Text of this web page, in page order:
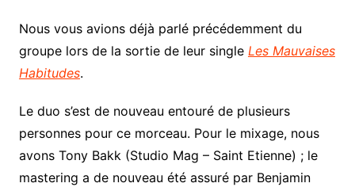
Nous vous avions déjà parlé précédemment du
groupe lors de la sortie de leur single Les Mauvaises
Habitudes.
Le duo s’est de nouveau entouré de plusieurs
personnes pour ce morceau. Pour le mixage, nous
avons Tony Bakk (Studio Mag – Saint Etienne) ; le
mastering a de nouveau été assuré par Benjamin